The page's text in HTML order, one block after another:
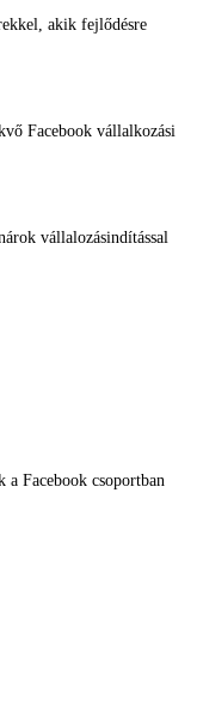
akik fejlődésre
Facebook vállalkozási
vállalozásindítással
a Facebook csoportban